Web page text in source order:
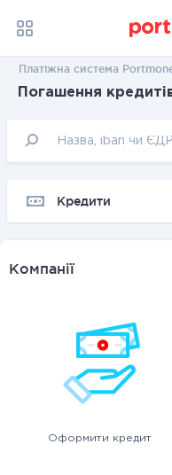
Платіжна система
Погашення
Кредити
Компанії
Оформити кредит